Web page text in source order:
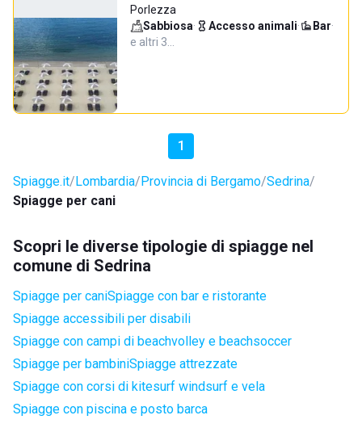
Porlezza
Sabbiosa· Accesso animali· Bar·
e altri 3…
1
Spiagge.it Lombardia Provincia di Bergamo Sedrina
Spiagge per cani
Scopri le diverse tipologie di spiagge nel
comune di Sedrina
Spiagge per caniSpiagge con bar e ristorante
Spiagge accessibili per disabili
Spiagge con campi di beachvolley e beachsoccer
Spiagge per bambiniSpiagge attrezzate
Spiagge con corsi di kitesurf windsurf e vela
Spiagge con piscina e posto barca